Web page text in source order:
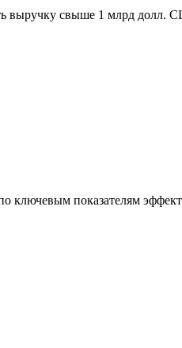
свыше 1 млрд долл.
показателям